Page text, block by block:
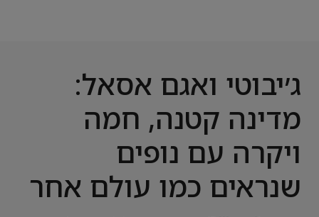
ג׳יבוטי ואגם אסאל:
מדינה קטנה, חמה
ויקרה עם נופים
שנראים כמו עולם אחר